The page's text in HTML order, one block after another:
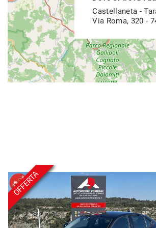
- Hablamos español
Castellaneta -
Via Roma, 320 -
OFFERTA